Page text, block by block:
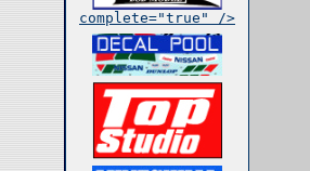
complete="true" />